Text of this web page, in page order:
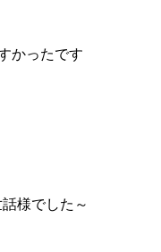
かったです
様でした～